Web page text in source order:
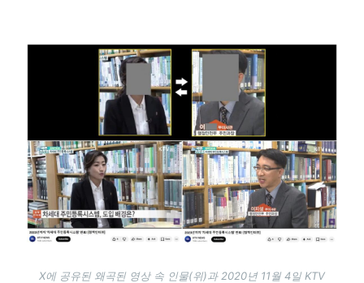
X에 공유된 왜곡된 영상 속 인물(위)과 2020년 11월 4일 KTV